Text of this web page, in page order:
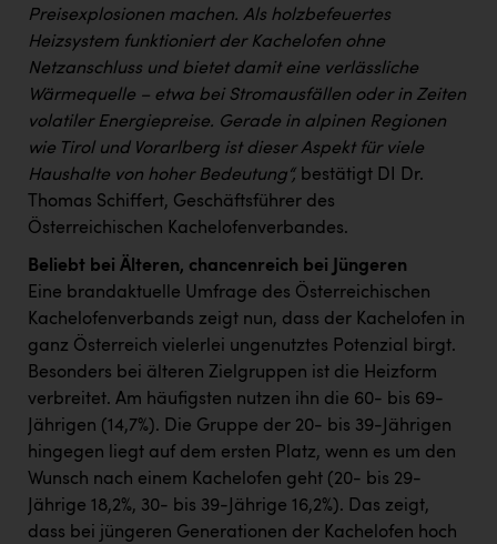
Maximarkt
Oldtimer Raststationen und Motorhotels
Österreichischer Kachelofenverband
Orlen
PEZ
PÜSPÖK
REMAX
RE/MAX Welcome
Resch&Frisch
RUBBLE MASTER
Ruderclub Wels
SCRI - Salzburg Cancer Research Institute
Preisexplosionen machen. Als holzbefeuertes
Heizsystem funktioniert der Kachelofen ohne
Netzanschluss und bietet damit eine verlässliche
Wärmequelle – etwa bei Stromausfällen oder in Zeiten
volatiler Energiepreise. Gerade in alpinen Regionen
wie Tirol und Vorarlberg ist dieser Aspekt für viele
Haushalte von hoher Bedeutung“, bestätigt DI Dr.
Thomas Schiffert, Geschäftsführer des
Österreichischen Kachelofenverbandes.
Beliebt bei Älteren, chancenreich bei Jüngeren
Eine brandaktuelle Umfrage des Österreichischen
Kachelofenverbands zeigt nun, dass der Kachelofen in
ganz Österreich vielerlei ungenutztes Potenzial birgt.
Besonders bei älteren Zielgruppen ist die Heizform
verbreitet. Am häufigsten nutzen ihn die 60- bis 69-
Jährigen (14,7%). Die Gruppe der 20- bis 39-Jährigen
hingegen liegt auf dem ersten Platz, wenn es um den
Wunsch nach einem Kachelofen geht (20- bis 29-
Jährige 18,2%, 30- bis 39-Jährige 16,2%). Das zeigt,
dass bei jüngeren Generationen der Kachelofen hoch